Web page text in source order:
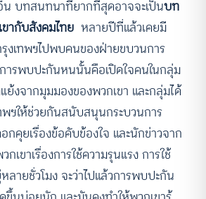
น บทสนทนาที่ยากที่สุดอาจจะเป็นบท
ากับสังคมไทย หลายปีที่แล้วเคยมี
งเทพฯไปพบคนของฝ่ายขบวนการ
ารพบปะกันหนนั้นคือเปิดใจคนในกลุ่ม
งจากมุมมองของพวกเขา และกลุ่มได้
พฯให้ช่วยกันสนับสนุนกระบวนการ
คุยเรื่องข้อคับข้องใจ และนักข่าวจาก
เขาเรื่องการใช้ความรุนแรง การใช้
ายชั่วโมง จะว่าไปแล้วการพบปะกัน